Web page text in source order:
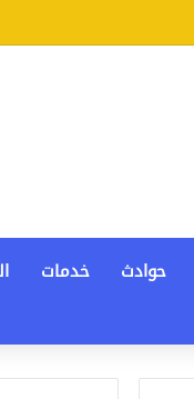
حوادث خدمات